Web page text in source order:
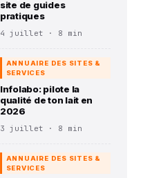
site de guides
pratiques
4 juillet · 8 min
ANNUAIRE DES SITES &
SERVICES
Infolabo: pilote la
qualité de ton lait en
2026
3 juillet · 8 min
ANNUAIRE DES SITES &
SERVICES